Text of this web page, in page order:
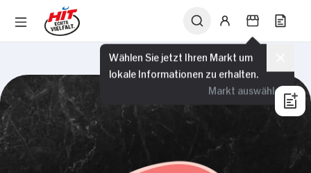
Wählen Sie jetzt Ihren Markt um
lokale Informationen zu erhalten.
Markt auswählen